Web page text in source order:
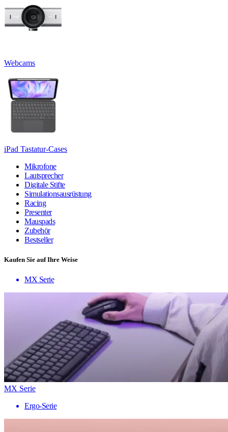
Webcams
iPad Tastatur-Cases
Mikrofone
Lautsprecher
Digitale Stifte
Simulationsausrüstung
Racing
Presenter
Mauspads
Zubehör
Bestseller
Kaufen Sie auf Ihre Weise
MX Serie
MX Serie
Ergo-Serie